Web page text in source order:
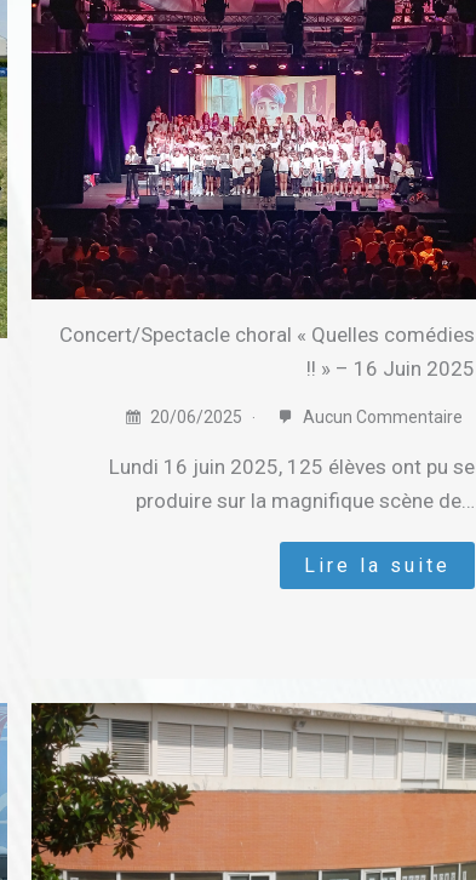
Concert/Spectacle choral « Quelles comédies
!! » – 16 Juin 2025
20/06/2025 Aucun Commentaire
Lundi 16 juin 2025, 125 élèves ont pu se
produire sur la magnifique scène de…
Lire la suite